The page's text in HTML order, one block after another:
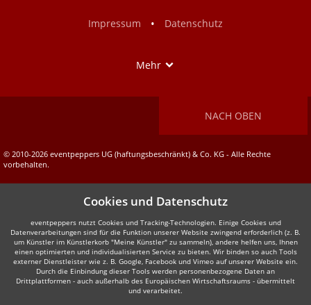
Impressum
• Datenschutz
Mehr
NACH OBEN
© 2010-2026 eventpeppers UG (haftungsbeschränkt) & Co. KG - Alle Rechte
vorbehalten.
Cookies und Datenschutz
eventpeppers nutzt Cookies und Tracking-Technologien. Einige Cookies und
Datenverarbeitungen sind für die Funktion unserer Website zwingend erforderlich (z. B.
um Künstler im Künstlerkorb "Meine Künstler" zu sammeln), andere helfen uns, Ihnen
einen optimierten und individualisierten Service zu bieten. Wir binden so auch Tools
externer Dienstleister wie z. B. Google, Facebook und Vimeo auf unserer Website ein.
Durch die Einbindung dieser Tools werden personenbezogene Daten an
Drittplattformen - auch außerhalb des Europäischen Wirtschaftsraums - übermittelt
und verarbeitet.